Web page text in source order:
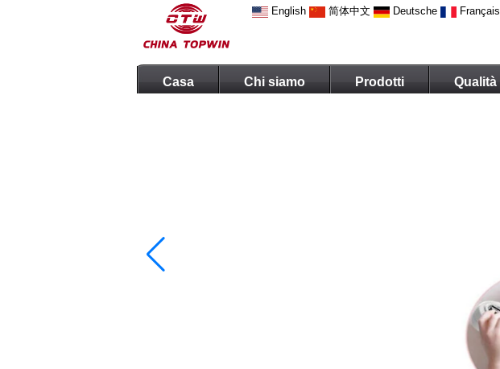
English 简体中文 Deutsche Français
Casa Chi siamo Prodotti Qualità